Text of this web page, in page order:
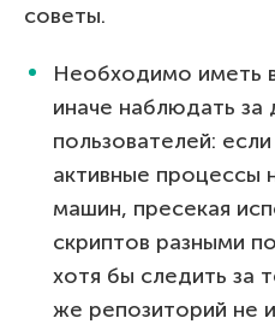
советы.
Необходимо иметь
иначе наблюдать за
пользователей:
активные процессы
машин, пресекая
скриптов разными
хотя бы следить за
же репозиторий не